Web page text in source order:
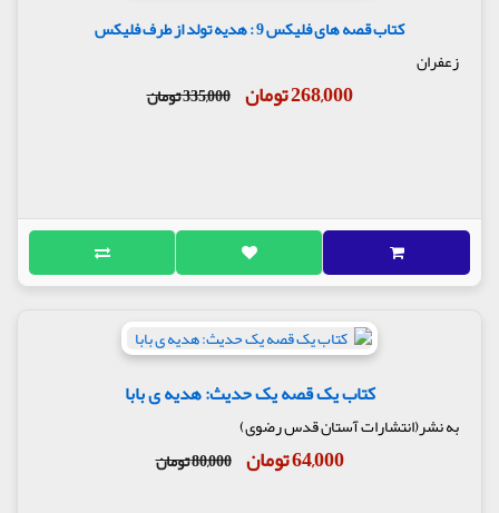
کتاب قصه های فلیکس 9 : هدیه تولد از طرف فلیکس
زعفران
268,000 تومان 335,000 تومان
کتاب یک قصه یک حدیث: هدیه ی بابا
به نشر(انتشارات آستان قدس رضوی)
64,000 تومان 80,000 تومان